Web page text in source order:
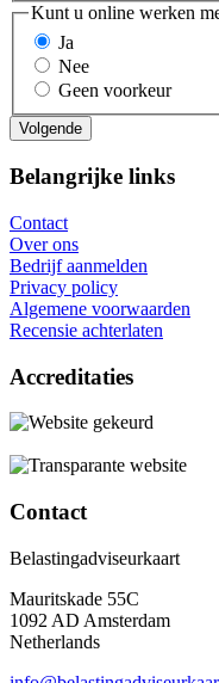
Kunt u online werken
Ja
Nee
Geen voorkeur
Belangrijke links
Contact
Over ons
Bedrijf aanmelden
Privacy policy
Algemene voorwaarden
Recensie achterlaten
Accreditaties
Contact
Belastingadviseurkaart
Mauritskade 55C
1092 AD Amsterdam
Netherlands